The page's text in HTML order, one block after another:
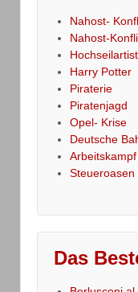
Nahost-
Nahost-
Harry Potter
Piraterie
Piratenjagd
Opel- Krise
Deutsche
Arbeitskampf
Steueroasen
Das